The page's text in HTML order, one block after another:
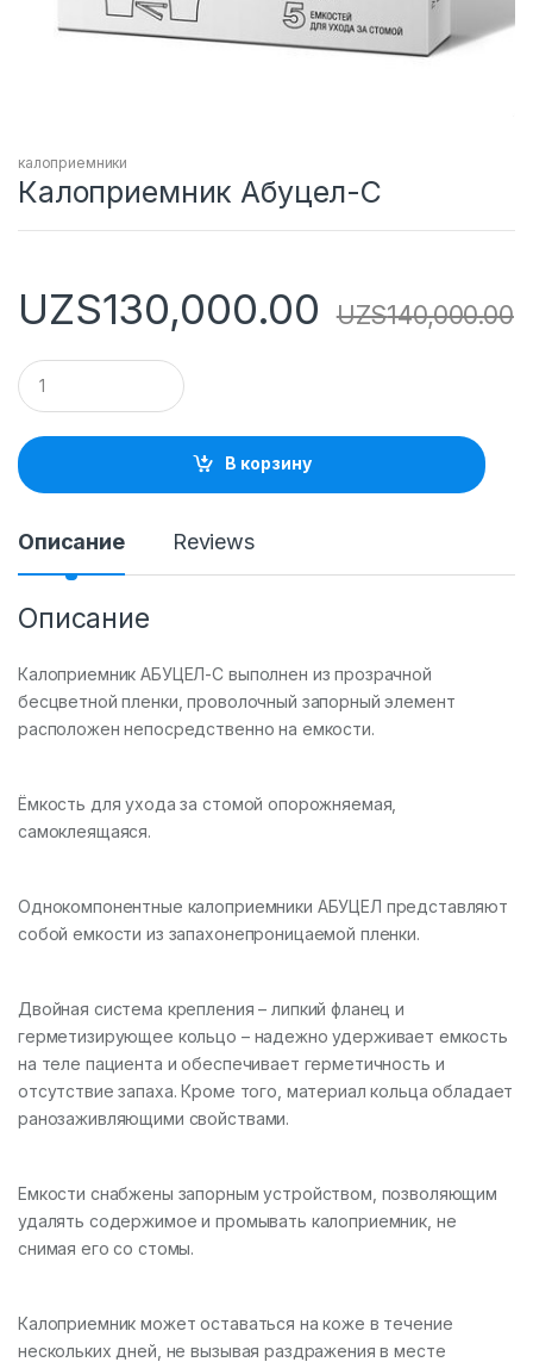
калоприемники
Калоприемник Абуцел-С
UZS130,000.00 UZS140,000.00
Q
u
a
t
i
В корзину
Описание Reviews
Описание
Калоприемник АБУЦЕЛ-С выполнен из прозрачной
бесцветной пленки, проволочный запорный элемент
расположен непосредственно на емкости.
Ёмкость для ухода за стомой опорожняемая,
самоклеящаяся.
Однокомпонентные калоприемники АБУЦЕЛ представляют
собой емкости из запахонепроницаемой пленки.
Двойная система крепления – липкий фланец и
герметизирующее кольцо – надежно удерживает емкость
на теле пациента и обеспечивает герметичность и
отсутствие запаха. Кроме того, материал кольца обладает
ранозаживляющими свойствами.
Емкости снабжены запорным устройством, позволяющим
удалять содержимое и промывать калоприемник, не
снимая его со стомы.
Калоприемник может оставаться на коже в течение
нескольких дней, не вызывая раздражения в месте